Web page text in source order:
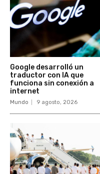
Google desarrolló un
traductor con IA que
funciona sin conexión a
internet
Mundo 9 agosto, 2026